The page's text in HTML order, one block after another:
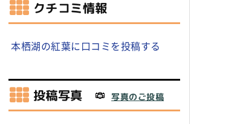
クチコミ情報
本栖湖の紅葉に口コミを投稿する
投稿写真 写真のご投稿